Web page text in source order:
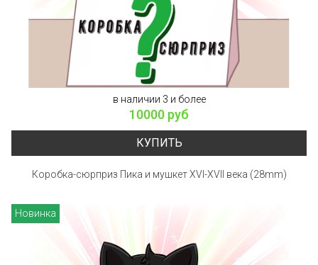
в наличии 3 и более
10000 руб
КУПИТЬ
Коробка-сюрприз Пика и мушкет XVI-XVII века (28mm)
Новинка